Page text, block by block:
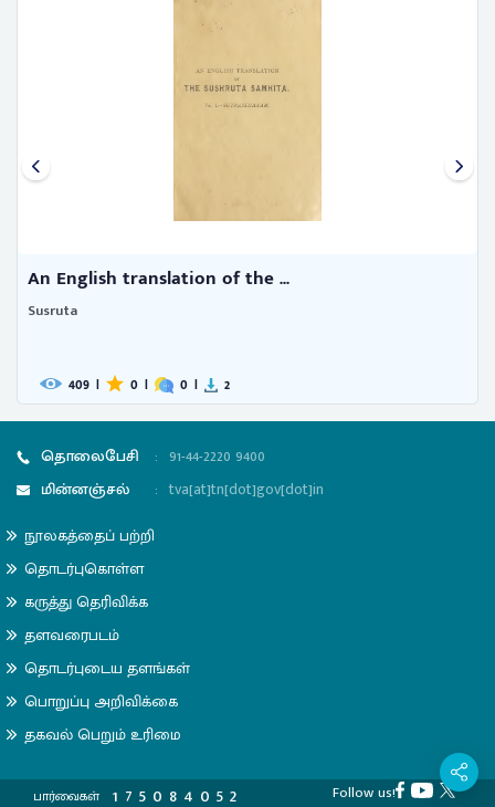
An English translation of the ...
Susruta
409 | 0 | 0 | 2
தொலைபேசி : 91-44-2220 9400
மின்னஞ்சல்
: tva[at]tn[dot]gov[dot]in
நூலகத்தைப் பற்றி
தொடர்புகொள்ள
கருத்து தெரிவிக்க
தளவரைபடம்
தொடர்புடைய தளங்கள்
பொறுப்பு அறிவிக்கை
தகவல் பெறும் உரிமை
பார்வைகள் 1 7 5 0 8 4 0 5 2 Follow us!